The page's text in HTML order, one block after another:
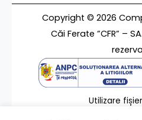
Copyright © 2026
Căi Ferate ”CFR” –
Utilizare